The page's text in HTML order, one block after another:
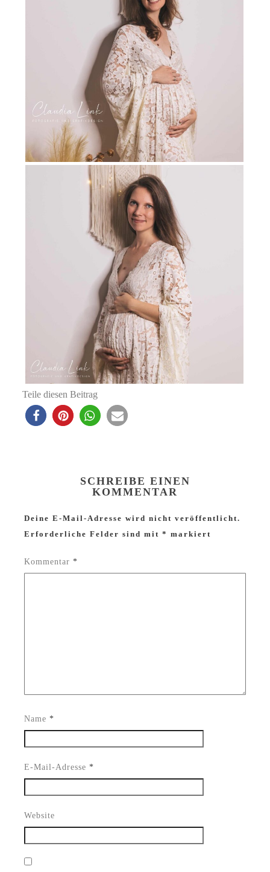
Teile diesen Beitrag
SCHREIBE EINEN
KOMMENTAR
Deine E-Mail-Adresse wird nicht veröffentlicht.
Erforderliche Felder sind mit* markiert
Kommentar*
Name*
E-Mail-Adresse*
Website